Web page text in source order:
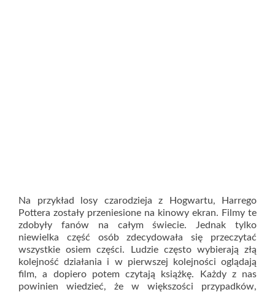
Na przykład losy czarodzieja z Hogwartu, Harrego
Pottera zostały przeniesione na kinowy ekran. Filmy te
zdobyły fanów na całym świecie. Jednak tylko
niewielka część osób zdecydowała się przeczytać
wszystkie osiem części. Ludzie często wybierają złą
kolejność działania i w pierwszej kolejności oglądają
film, a dopiero potem czytają książkę. Każdy z nas
powinien wiedzieć, że w większości przypadków,